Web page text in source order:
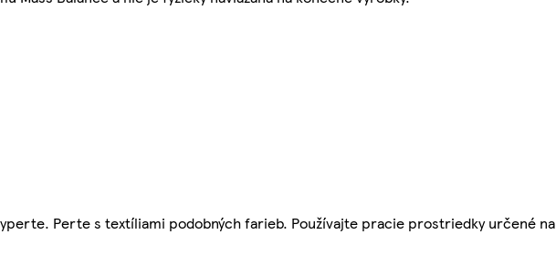
Perte s textíliami podobných farieb. Používajte pracie prostriedky určené na